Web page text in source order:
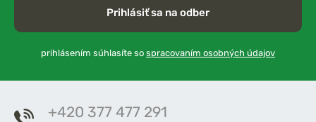
Prihlásiť sa na odber
prihlásením súhlasíte so spracovaním osobných údajov
+420 377 477 291